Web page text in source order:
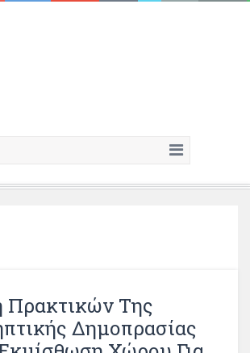
Πρακτικών Της
Δημοπρασίας